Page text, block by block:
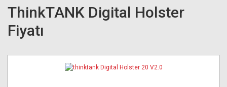
Canon R6 Mark III
ThinkTANK Digital Holster
Fiyatı